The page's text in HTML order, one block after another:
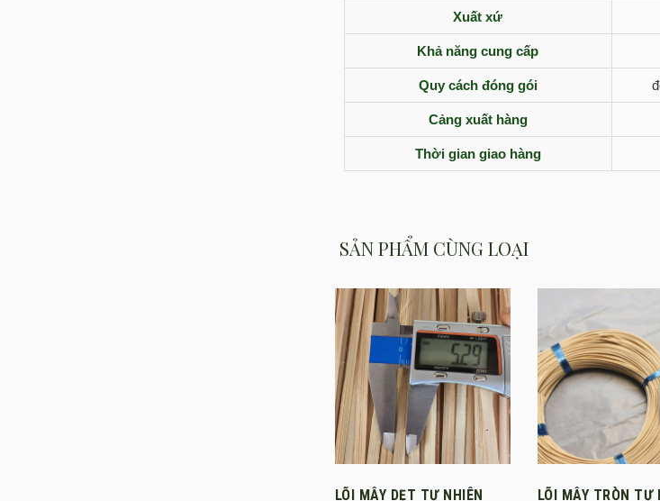
Xuất xứ
Khả năng cung cấp
Quy cách đóng gói
Cảng xuất hàng
Thời gian giao hàng
SẢN PHẨM CÙNG LOẠI
LÕI MÂY DẸT TỰ NHIÊN
LÕI MÂY TRÒN TỰ